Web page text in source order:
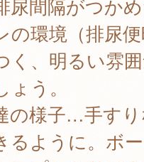
尿間隔がつか
の環境（排尿
く、明るい雰
う。
の様子…手す
るように。ボ